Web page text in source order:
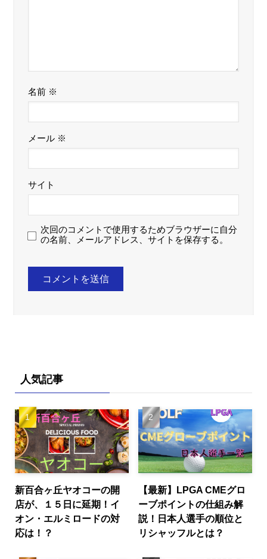
名前 ※
メール ※
サイト
次回のコメントで使用するためブラウザーに自分
の名前、メールアドレス、サイトを保存する。
人気記事
新百合ヶ丘ヤオコーの開
店が、１５日に延期！イ
オン・エルミロードの対
応は！？
【最新】LPGA CMEグロ
ーブポイントの仕組み解
説！日本人選手の順位と
リシャッフルとは？